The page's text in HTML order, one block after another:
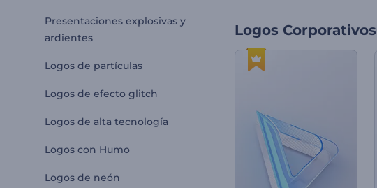
Presentaciones explosivas y
ardientes
Logos de partículas
Logos de efecto glitch
Logos de alta tecnología
Logos con Humo
Logos de neón
Logos Corporativos